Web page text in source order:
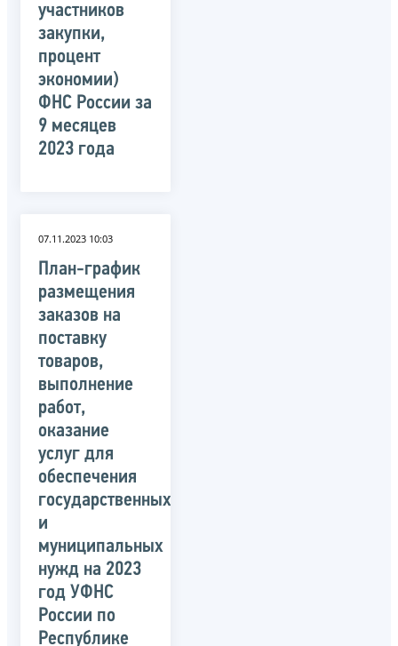
участников
закупки,
процент
экономии)
ФНС России за
9 месяцев
2023 года
07.11.2023 10:03
План-график
размещения
заказов на
поставку
товаров,
выполнение
работ,
оказание
услуг для
обеспечения
государственных
и
муниципальных
нужд на 2023
год УФНС
России по
Республике